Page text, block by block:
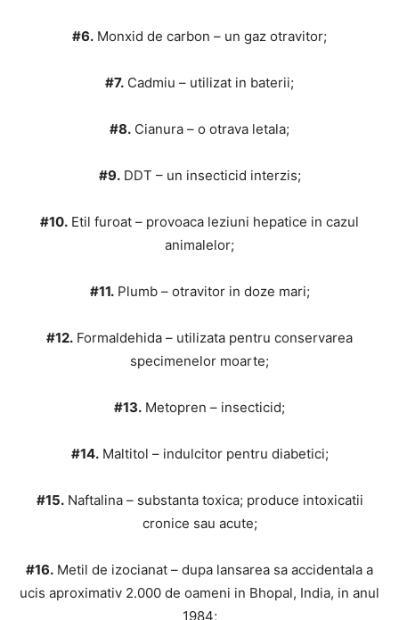
#6. Monxid de carbon – un gaz otravitor;
#7. Cadmiu – utilizat in baterii;
#8. Cianura – o otrava letala;
#9.DDT – un insecticid interzis;
#10. Etil furoat – provoaca leziuni hepatice in cazul
animalelor;
#11.Plumb – otravitor in doze mari;
#12. Formaldehida – utilizata pentru conservarea
specimenelor moarte;
#13. Metopren – insecticid;
#14.Maltitol – indulcitor pentru diabetici;
#15.Naftalina – substanta toxica; produce intoxicatii
cronice sau acute;
#16. Metil de izocianat – dupa lansarea sa accidentala a
ucis aproximativ 2.000 de oameni in Bhopal, India, in anul
1984;